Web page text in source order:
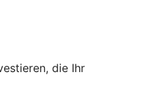
die Ihr